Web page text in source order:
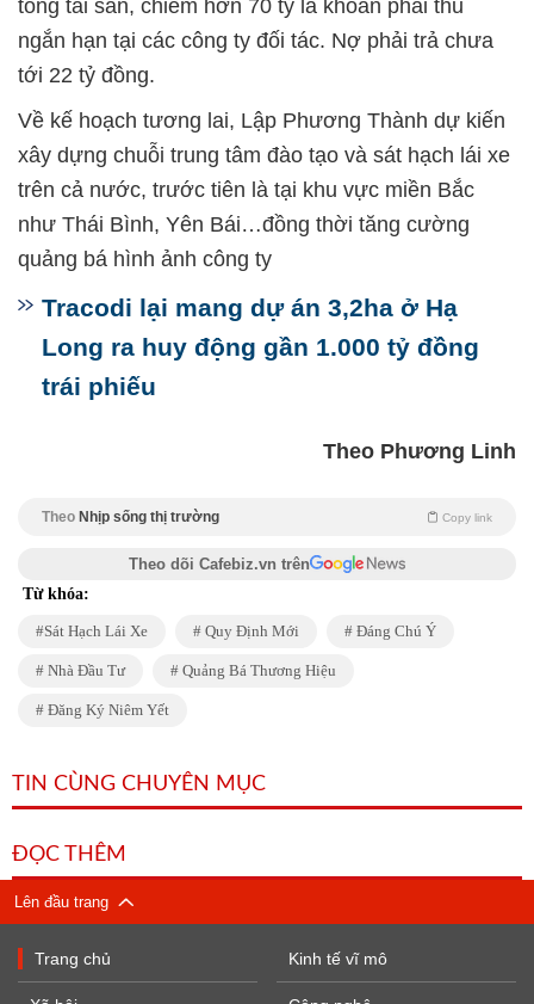
tổng tài sản, chiếm hơn 70 tỷ là khoản phải thu
ngắn hạn tại các công ty đối tác. Nợ phải trả chưa
tới 22 tỷ đồng.
Về kế hoạch tương lai, Lập Phương Thành dự kiến
xây dựng chuỗi trung tâm đào tạo và sát hạch lái xe
trên cả nước, trước tiên là tại khu vực miền Bắc
như Thái Bình, Yên Bái…đồng thời tăng cường
quảng bá hình ảnh công ty
Tracodi lại mang dự án 3,2ha ở Hạ
Long ra huy động gần 1.000 tỷ đồng
trái phiếu
Theo Phương Linh
Theo Nhịp sống thị trường Copy link
Theo dõi Cafebiz.vn trên
Từ khóa:
Sát Hạch Lái Xe Quy Định Mới Đáng Chú Ý
Nhà Đầu Tư Quảng Bá Thương Hiệu
Đăng Ký Niêm Yết
TIN CÙNG CHUYÊN MỤC
ĐỌC THÊM
Lên đầu trang
Trang chủ Kinh tế vĩ mô